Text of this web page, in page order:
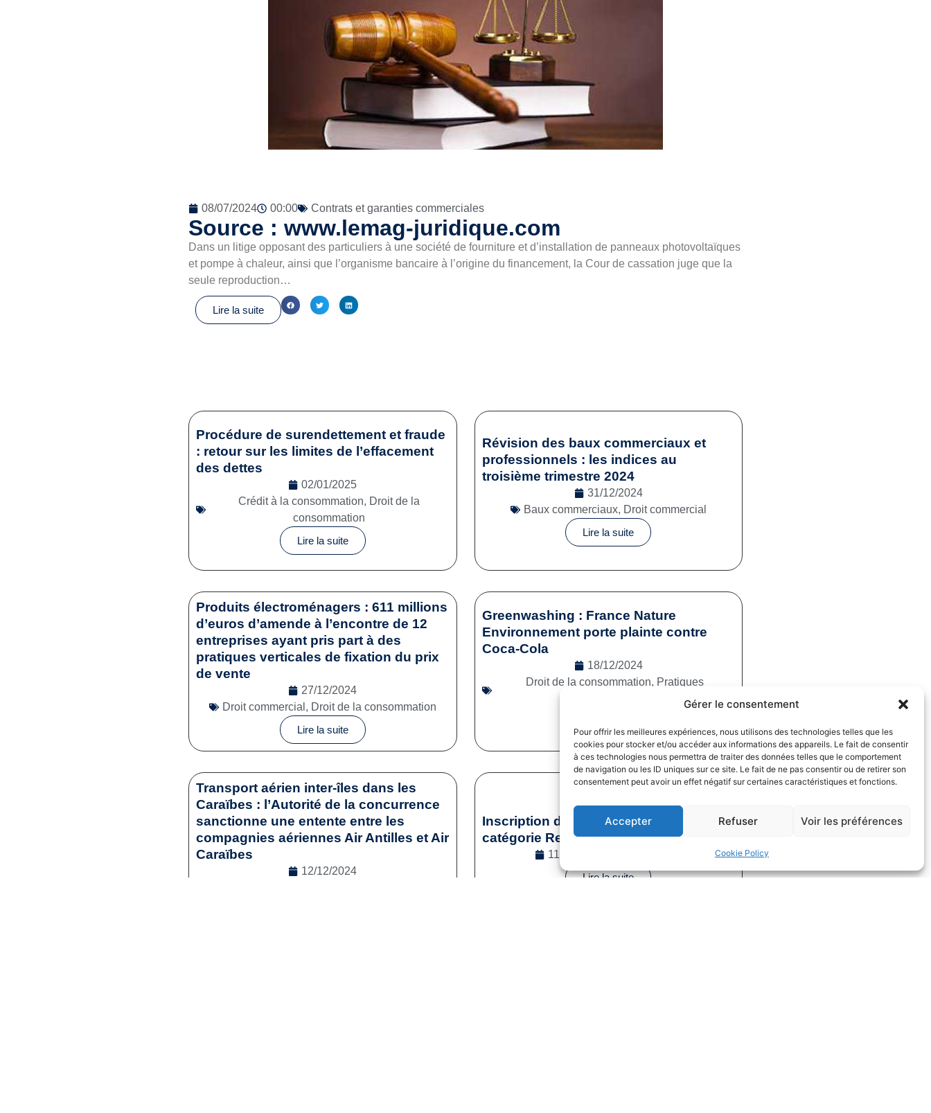
Gérer le consentement
Pour offrir les meilleures expériences, nous utilisons des technologies telles que les
cookies pour stocker et/ou accéder aux informations des appareils. Le fait de consentir
à ces technologies nous permettra de traiter des données telles que le comportement
de navigation ou les ID uniques sur ce site. Le fait de ne pas consentir ou de retirer son
consentement peut avoir un effet négatif sur certaines caractéristiques et fonctions.
Accepter Refuser Voir les préférences
Cookie Policy
08/07/2024 00:00 Contrats et garanties commerciales
Source : www.lemag-juridique.com
Dans un litige opposant des particuliers à une société de fourniture et d’installation de panneaux photovoltaïques
et pompe à chaleur, ainsi que l’organisme bancaire à l’origine du financement, la Cour de cassation juge que la
seule reproduction…
Lire la suite
Procédure de surendettement et fraude
: retour sur les limites de l’effacement
des dettes
02/01/2025
Crédit à la consommation, Droit de la
consommation
Lire la suite
Révision des baux commerciaux et
professionnels : les indices au
troisième trimestre 2024
31/12/2024
Baux commerciaux, Droit commercial
Lire la suite
Produits électroménagers : 611 millions
d’euros d’amende à l’encontre de 12
entreprises ayant pris part à des
pratiques verticales de fixation du prix
de vente
27/12/2024
Droit commercial , Droit de la consommation
Lire la suite
Greenwashing : France Nature
Environnement porte plainte contre
Coca-Cola
18/12/2024
Droit de la consommation, Pratiques
Transport aérien inter-îles dans les
Caraïbes : l’Autorité de la concurrence
sanctionne une entente entre les
compagnies aériennes Air Antilles et Air
Caraïbes
12/12/2024
Inscription des sportifs dans la
catégorie Reconversion
11/12/2024
Lire la suite